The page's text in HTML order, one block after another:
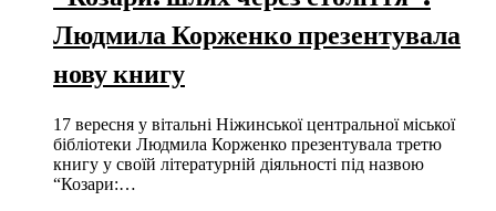
Людмила Корженко презентувала
нову книгу
17 вересня у вітальні Ніжинської центральної міської
бібліотеки Людмила Корженко презентувала третю
книгу у своїй літературній діяльності під назвою
“Козари:…